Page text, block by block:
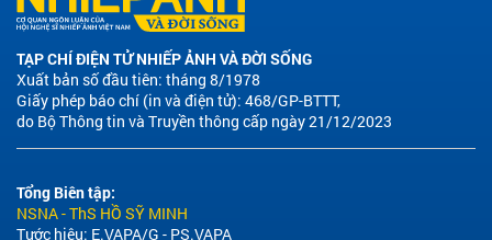
TẠP CHÍ ĐIỆN TỬ NHIẾP ẢNH VÀ ĐỜI SỐNG
Xuất bản số đầu tiên: tháng 8/1978
Giấy phép báo chí (in và điện tử): 468/GP-BTTT,
do Bộ Thông tin và Truyền thông cấp ngày 21/12/2023
Tổng Biên tập:
NSNA - ThS HỒ SỸ MINH
Tước hiệu: E.VAPA/G - PS.VAPA